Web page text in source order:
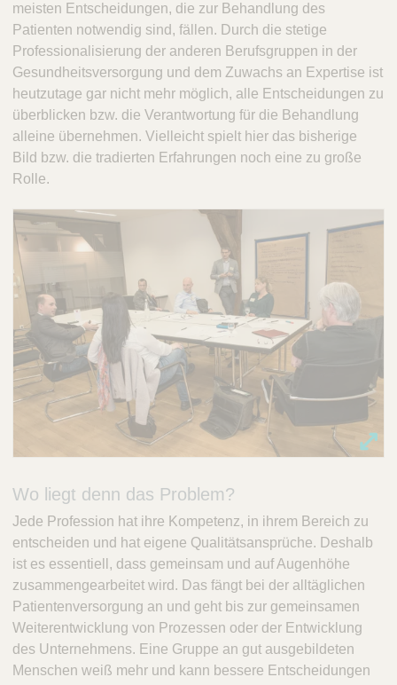
meisten Entscheidungen, die zur Behandlung des
Patienten notwendig sind, fällen. Durch die stetige
Professionalisierung der anderen Berufsgruppen in der
Gesundheitsversorgung und dem Zuwachs an Expertise ist
heutzutage gar nicht mehr möglich, alle Entscheidungen zu
überblicken bzw. die Verantwortung für die Behandlung
alleine übernehmen. Vielleicht spielt hier das bisherige
Bild bzw. die tradierten Erfahrungen noch eine zu große
Rolle.
Wo liegt denn das Problem?
Jede Profession hat ihre Kompetenz, in ihrem Bereich zu
entscheiden und hat eigene Qualitätsansprüche. Deshalb
ist es essentiell, dass gemeinsam und auf Augenhöhe
zusammengearbeitet wird. Das fängt bei der alltäglichen
Patientenversorgung an und geht bis zur gemeinsamen
Weiterentwicklung von Prozessen oder der Entwicklung
des Unternehmens. Eine Gruppe an gut ausgebildeten
Menschen weiß mehr und kann bessere Entscheidungen